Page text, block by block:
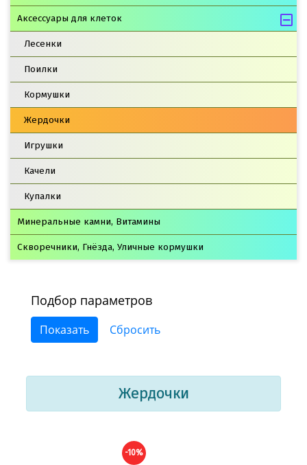
Аксессуары для клеток
Лесенки
Поилки
Кормушки
Жердочки
Игрушки
Качели
Купалки
Минеральные камни, Витамины
Скворечники, Гнёзда, Уличные кормушки
Подбор параметров
Жердочки
-10%